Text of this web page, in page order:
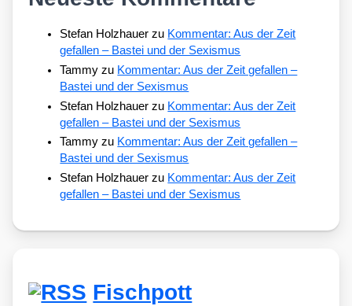
Stefan Holzhauer zu Kommentar: Aus der Zeit
gefallen – Bastei und der Sexismus
Tammy zu Kommentar: Aus der Zeit gefallen –
Bastei und der Sexismus
Stefan Holzhauer zu Kommentar: Aus der Zeit
gefallen – Bastei und der Sexismus
Tammy zu Kommentar: Aus der Zeit gefallen –
Bastei und der Sexismus
Stefan Holzhauer zu Kommentar: Aus der Zeit
gefallen – Bastei und der Sexismus
Fischpott